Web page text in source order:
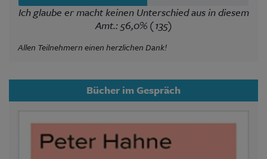
Ich glaube er macht keinen Unterschied aus in diesem
Amt.: 56,0% (135)
Allen Teilnehmern einen herzlichen Dank!
Bücher im Gespräch